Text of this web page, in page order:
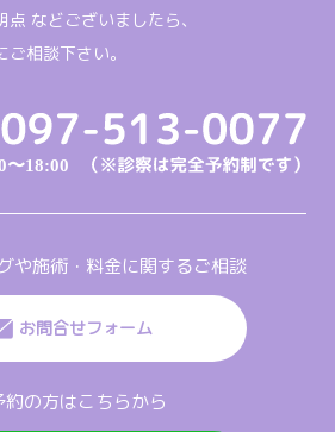
点 などございましたら、
相談下さい。
や施術・料金に関するご相談
お問合せフォーム
約の方はこちらから